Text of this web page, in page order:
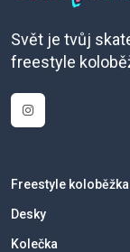
Svět je tvůj
freestyle
Freestyle koloběžka
Desky
Kolečka